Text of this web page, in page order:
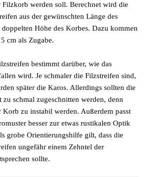
Filzkorb werden soll. Berechnet wird die
aus der gewünschten Länge des
doppelten Höhe des Korbes. Dazu kommen
cm als Zugabe.
bestimmt darüber, wie das
wird. Je schmaler die Filzstreifen sind,
später die Karos. Allerdings sollten die
zu schmal zugeschnitten werden, denn
Korb zu instabil werden. Außerdem passt
besser zur etwas rustikalen Optik
grobe Orientierungshilfe gilt, dass die
ungefähr einem Zehntel der
sollte.